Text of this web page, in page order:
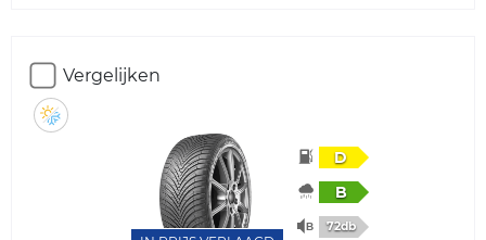
Vergelijken
D
B
72db